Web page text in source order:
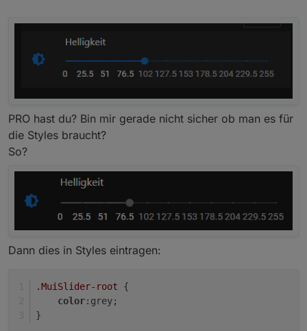
PRO hast du? Bin mir gerade nicht sicher ob man es für
die Styles braucht?
So?
Dann dies in Styles eintragen:
.MuiSlider-root {
color:grey;
}